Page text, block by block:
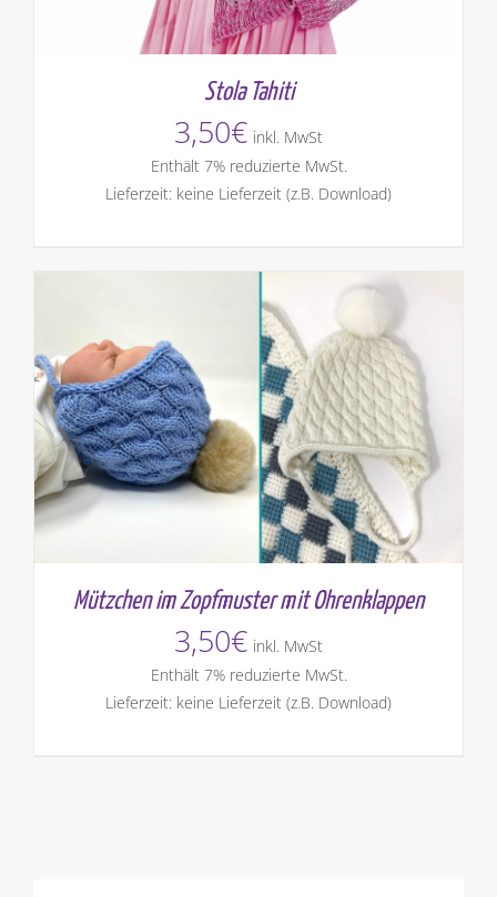
Stola Tahiti
3,50€ inkl. MwSt
Enthält 7% reduzierte MwSt.
Lieferzeit: keine Lieferzeit (z.B. Download)
Mützchen im Zopfmuster mit Ohrenklappen
3,50€ inkl. MwSt
Enthält 7% reduzierte MwSt.
Lieferzeit: keine Lieferzeit (z.B. Download)